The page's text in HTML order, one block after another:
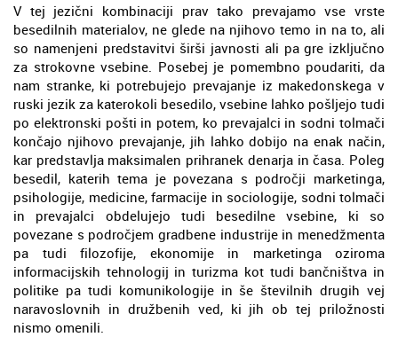
V tej jezični kombinaciji prav tako prevajamo vse vrste
besedilnih materialov, ne glede na njihovo temo in na to, ali
so namenjeni predstavitvi širši javnosti ali pa gre izključno
za strokovne vsebine. Posebej je pomembno poudariti, da
nam stranke, ki potrebujejo prevajanje iz makedonskega v
ruski jezik za katerokoli besedilo, vsebine lahko pošljejo tudi
po elektronski pošti in potem, ko prevajalci in sodni tolmači
končajo njihovo prevajanje, jih lahko dobijo na enak način,
kar predstavlja maksimalen prihranek denarja in časa. Poleg
besedil, katerih tema je povezana s področji marketinga,
psihologije, medicine, farmacije in sociologije, sodni tolmači
in prevajalci obdelujejo tudi besedilne vsebine, ki so
povezane s področjem gradbene industrije in menedžmenta
pa tudi filozofije, ekonomije in marketinga oziroma
informacijskih tehnologij in turizma kot tudi bančništva in
politike pa tudi komunikologije in še številnih drugih vej
naravoslovnih in družbenih ved, ki jih ob tej priložnosti
nismo omenili.